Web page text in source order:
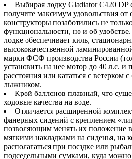
Выбирая лодку Gladiator C420 DP
получите максимум удовольствия от
конструкторы позаботились не
функциональности, но и об
лодке обеспечивает киль,
высококачественной
марки ФСФ производства России
установить на нее мотор до 40 л.с. и
расстояния или кататься с ветерком
лыжником.
Крой баллонов плавный, что
ходовые качества на воде.
Отличается расширенной
фанерных сидений с креплением
позволяющим менять их положение
мягкими накладками на сиденья, на
располагаться при поездке или
подседельными сумками, куда